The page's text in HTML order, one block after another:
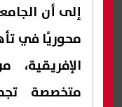
إلى أن
محوريًا في
الإفريقية،
متخصصة